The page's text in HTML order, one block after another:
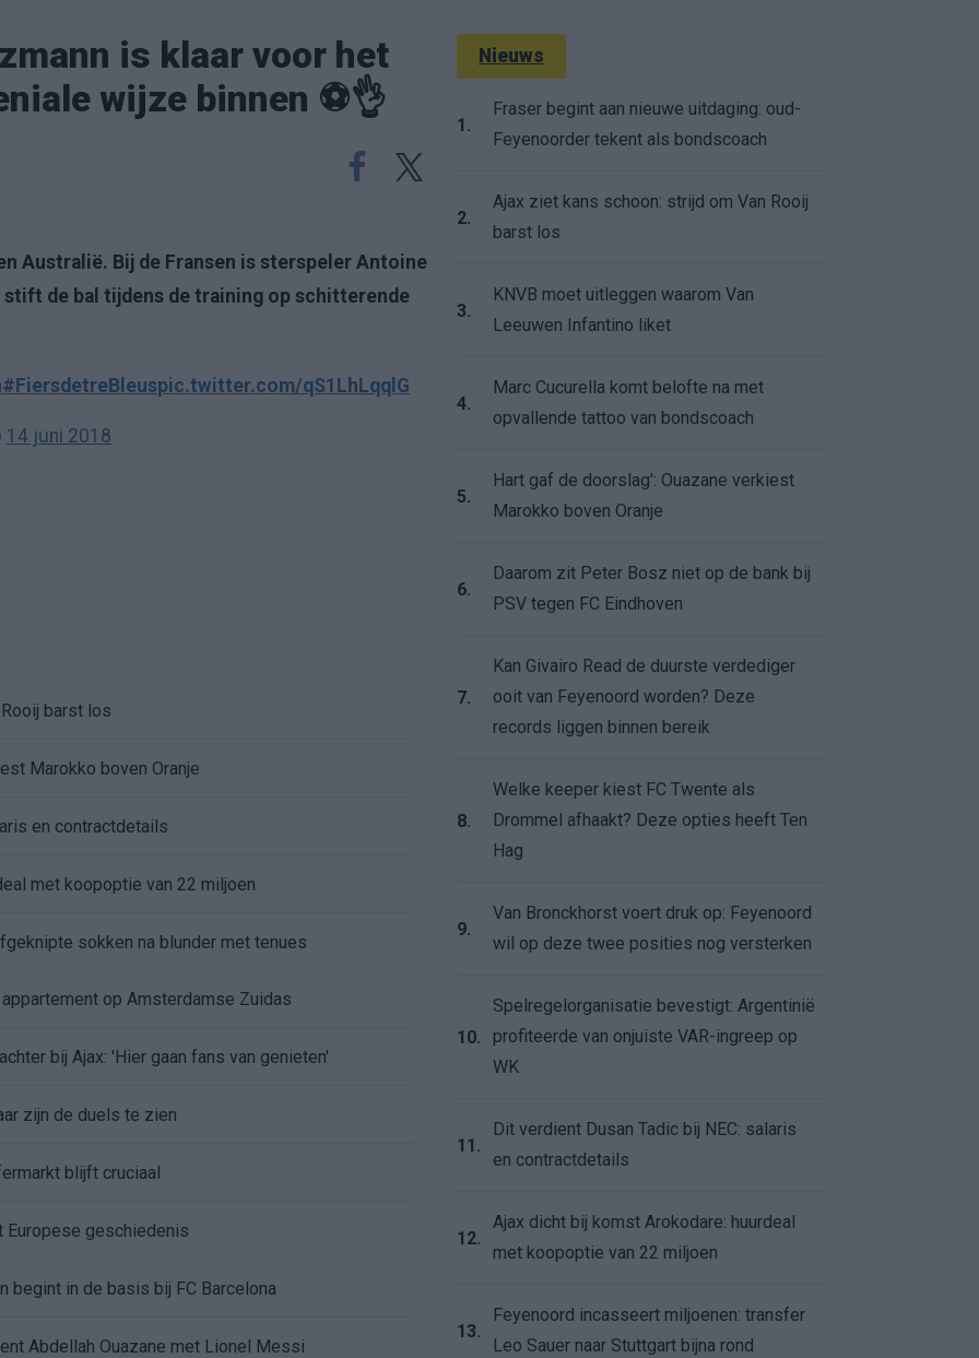
is klaar voor het
wijze binnen ⚽️👌
Australië. Bij de Fransen is sterspeler Antoine
stift de bal tijdens de training op schitterende
#FiersdetreBleuspic.twitter.com/qS1LhLqqlG
14 juni 2018
barst los
Marokko boven Oranje
en contractdetails
met koopoptie van 22 miljoen
sokken na blunder met tenues
op Amsterdamse Zuidas
bij Ajax: 'Hier gaan fans van genieten'
zijn de duels te zien
blijft cruciaal
Europese geschiedenis
begint in de basis bij FC Barcelona
Abdellah Ouazane met Lionel Messi
Nieuws
1.
Fraser begint aan nieuwe uitdaging: oud-
Feyenoorder tekent als bondscoach
2.
Ajax ziet kans schoon: strijd om Van Rooij
barst los
3.
KNVB moet uitleggen waarom Van
Leeuwen Infantino liket
4.
Marc Cucurella komt belofte na met
opvallende tattoo van bondscoach
5.
Hart gaf de doorslag': Ouazane verkiest
Marokko boven Oranje
6.
Daarom zit Peter Bosz niet op de bank bij
PSV tegen FC Eindhoven
7.
Kan Givairo Read de duurste verdediger
ooit van Feyenoord worden? Deze
records liggen binnen bereik
8.
Welke keeper kiest FC Twente als
Drommel afhaakt? Deze opties heeft Ten
Hag
9.
Van Bronckhorst voert druk op: Feyenoord
wil op deze twee posities nog versterken
10.
Spelregelorganisatie bevestigt: Argentinië
profiteerde van onjuiste VAR-ingreep op
WK
11.
Dit verdient Dusan Tadic bij NEC: salaris
en contractdetails
12.
Ajax dicht bij komst Arokodare: huurdeal
met koopoptie van 22 miljoen
13.
Feyenoord incasseert miljoenen: transfer
Leo Sauer naar Stuttgart bijna rond